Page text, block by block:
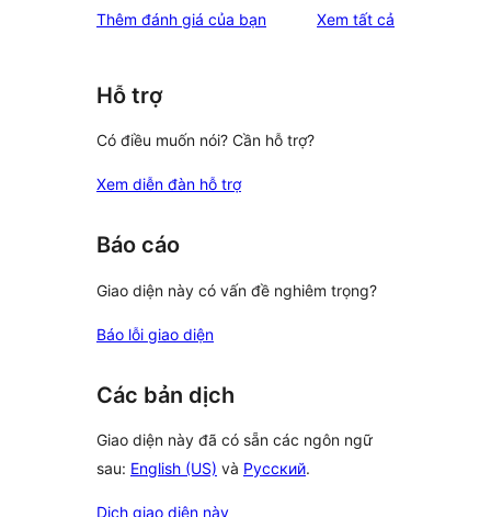
Thêm đánh giá của bạn Xem tất cả
Hỗ trợ
Có điều muốn nói? Cần hỗ trợ?
Xem diễn đàn hỗ trợ
Báo cáo
Giao diện này có vấn đề nghiêm trọng?
Báo lỗi giao diện
Các bản dịch
Giao diện này đã có sẵn các ngôn ngữ
sau: English (US) và Русский.
Dịch giao diện này